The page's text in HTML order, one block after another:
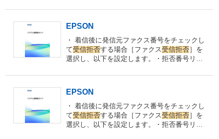
を拒否します。・ ファクス受信拒否着信後に
す。 1. ホーム画面で［設定］を選択しま
す。 2.［ファクス受信拒否 ］の設定で［拒否
番号リスト］を有効にしているときは、拒否
番号リストに載っている番号からのファクス
EPSON
・ 着信後に発信元ファクス番号をチェックし
て受信拒否する場合［ファクス受信拒否］を
選択し、以下を設定します。・拒否番号リス
を拒否します。・ ファクス受信拒否着信後に
す。 1. ホーム画面で［設定］を選択しま
す。 2.［ファクス受信拒否 ］の設定で［拒否
番号リスト］を有効にしているときは、拒否
番号リストに載っている番号からのファクス
EPSON
・ 着信後に発信元ファクス番号をチェックし
て受信拒否する場合［ファクス受信拒否］を
選択し、以下を設定します。・拒否番号リス